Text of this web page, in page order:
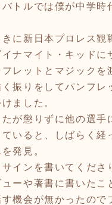
トルでは僕が中学時
に新日本プロレス観
ナマイト・キッドに
レットとマジックを
振りをしてパンフレ
ました。
が懲りずに他の選手
いると、しばらく経
発見。
インを書いてくださ
ーや著書に書いたこ
機会が無かったので